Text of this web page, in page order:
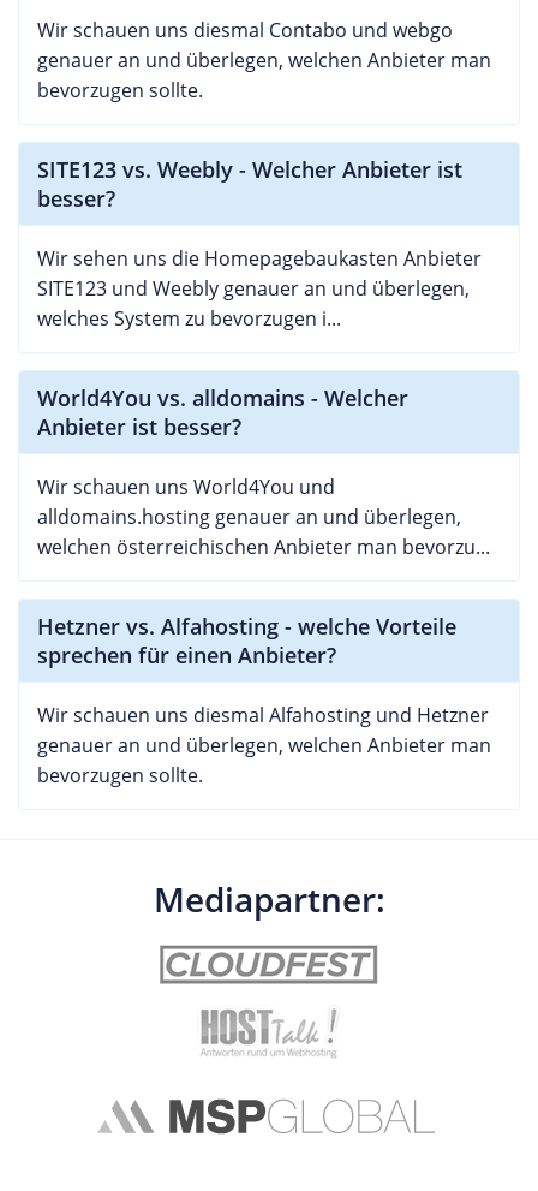
Wir schauen uns diesmal Contabo und webgo
genauer an und überlegen, welchen Anbieter man
bevorzugen sollte.
SITE123 vs. Weebly - Welcher Anbieter ist
besser?
Wir sehen uns die Homepagebaukasten Anbieter
SITE123 und Weebly genauer an und überlegen,
welches System zu bevorzugen i...
World4You vs. alldomains - Welcher
Anbieter ist besser?
Wir schauen uns World4You und
alldomains.hosting genauer an und überlegen,
welchen österreichischen Anbieter man bevorzu...
Hetzner vs. Alfahosting - welche Vorteile
sprechen für einen Anbieter?
Wir schauen uns diesmal Alfahosting und Hetzner
genauer an und überlegen, welchen Anbieter man
bevorzugen sollte.
Mediapartner: